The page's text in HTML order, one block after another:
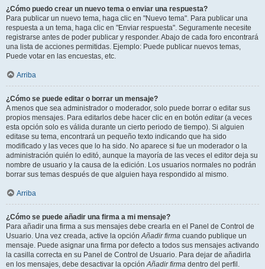
¿Cómo puedo crear un nuevo tema o enviar una respuesta?
Para publicar un nuevo tema, haga clic en "Nuevo tema". Para publicar una
respuesta a un tema, haga clic en "Enviar respuesta". Seguramente necesite
registrarse antes de poder publicar y responder. Abajo de cada foro encontrará
una lista de acciones permitidas. Ejemplo: Puede publicar nuevos temas,
Puede votar en las encuestas, etc.
Arriba
¿Cómo se puede editar o borrar un mensaje?
A menos que sea administrador o moderador, solo puede borrar o editar sus
propios mensajes. Para editarlos debe hacer clic en en botón editar(a veces
esta opción solo es válida durante un cierto periodo de tiempo). Si alguien
editase su tema, encontrará un pequeño texto indicando que ha sido
modificado y las veces que lo ha sido. No aparece si fue un moderador o la
administración quién lo editó, aunque la mayoría de las veces el editor deja su
nombre de usuario y la causa de la edición. Los usuarios normales no podrán
borrar sus temas después de que alguien haya respondido al mismo.
Arriba
¿Cómo se puede añadir una firma a mi mensaje?
Para añadir una firma a sus mensajes debe crearla en el Panel de Control de
Usuario. Una vez creada, active la opción Añadir firma cuando publique un
mensaje. Puede asignar una firma por defecto a todos sus mensajes activando
la casilla correcta en su Panel de Control de Usuario. Para dejar de añadirla
en los mensajes, debe desactivar la opción Añadir firma dentro del perfil.